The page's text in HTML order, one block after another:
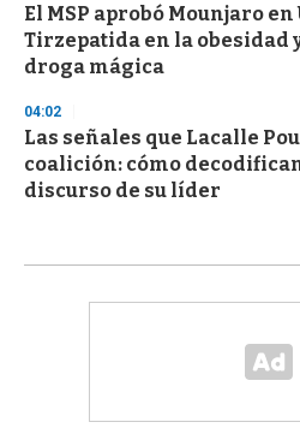
El MSP aprobó Mounjaro
Tirzepatida en la obesidad
droga mágica
04:02
Las señales que Lacalle
coalición: cómo
discurso de su líder